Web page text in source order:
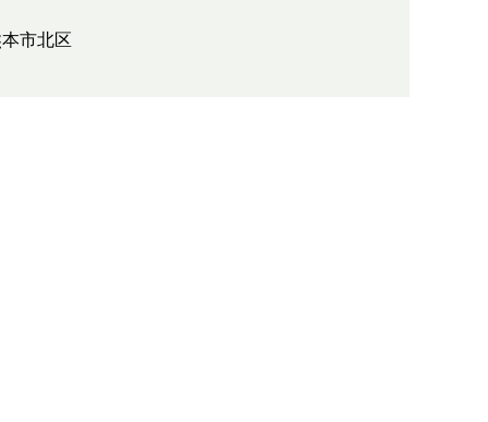
市北区